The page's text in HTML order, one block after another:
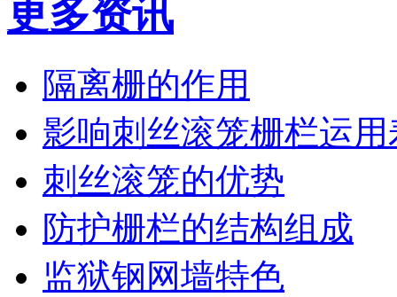
更多资讯
隔离栅的作用
影响刺丝滚笼栅栏运
刺丝滚笼的优势
防护栅栏的结构组成
监狱钢网墙特色